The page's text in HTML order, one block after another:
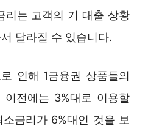
리는 고객의 기 대출 상황
달라질 수 있습니다.
인해 1금융권 상품들의
이전에는 3%대로 이용할
금리가 6%대인 것을 보